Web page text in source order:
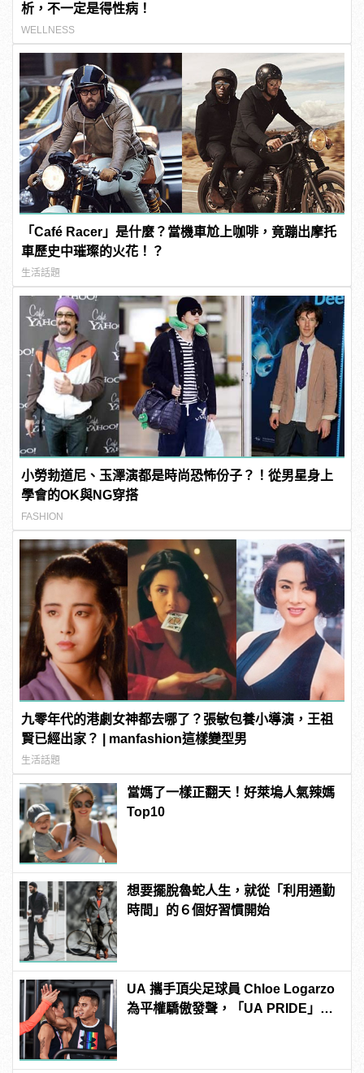
析，不一定是得性病！
WELLNESS
「Café Racer」是什麼？當機車尬上咖啡，竟蹦出摩托
車歷史中璀璨的火花！？
生活話題
小勞勃道尼、玉澤演都是時尚恐怖份子？！從男星身上
學會的OK與NG穿搭
FASHION
九零年代的港劇女神都去哪了？張敏包養小導演，王祖
賢已經出家？ | manfashion這樣變型男
生活話題
當媽了一樣正翻天！好萊塢人氣辣媽
Top10
想要擺脫魯蛇人生，就從「利用通勤
時間」的６個好習慣開始
UA 攜手頂尖足球員 Chloe Logarzo
為平權驕傲發聲，「UA PRIDE」系